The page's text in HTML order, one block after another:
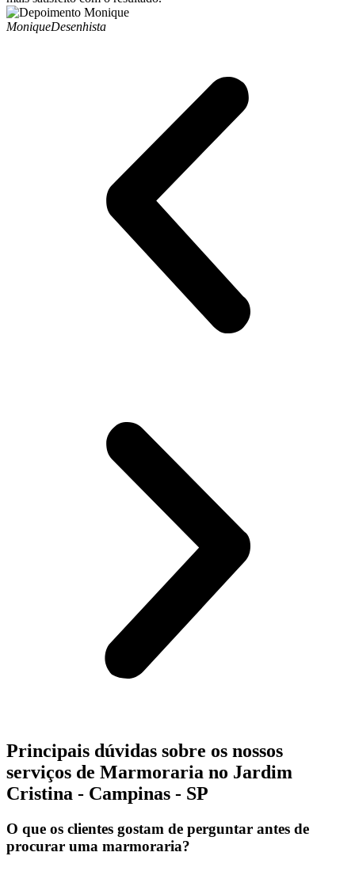
MoniqueDesenhista
Principais dúvidas sobre os nossos
serviços de Marmoraria no Jardim
Cristina - Campinas - SP
O que os clientes gostam de perguntar antes de
procurar uma marmoraria?